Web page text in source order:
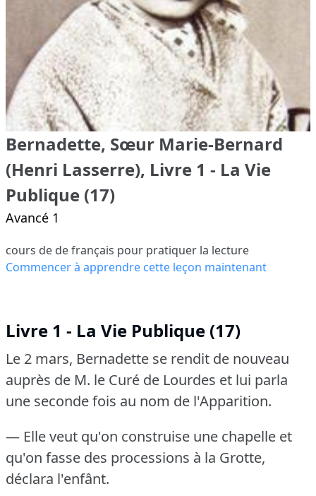
Bernadette, Sœur Marie-Bernard
(Henri Lasserre), Livre 1 - La Vie
Publique (17)
Avancé 1
cours de de français pour pratiquer la lecture
Commencer à apprendre cette leçon maintenant
Livre 1 - La Vie Publique (17)
Le 2 mars, Bernadette se rendit de nouveau
auprès de M. le Curé de Lourdes et lui parla
une seconde fois au nom de l'Apparition.
— Elle veut qu'on construise une chapelle et
qu'on fasse des processions à la Grotte,
déclara l'enfânt.